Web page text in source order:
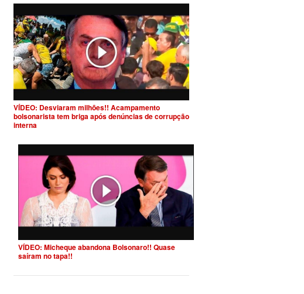
VÍDEO: Desviaram milhões!! Acampamento
bolsonarista tem briga após denúncias de corrupção
interna
VÍDEO: Micheque abandona Bolsonaro!! Quase
saíram no tapa!!